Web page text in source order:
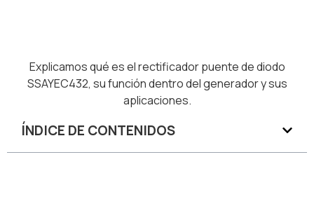
Explicamos qué es el rectificador puente de diodo
SSAYEC432, su función dentro del generador y sus
aplicaciones.
ÍNDICE DE CONTENIDOS